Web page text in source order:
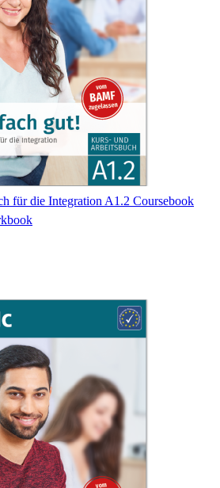
für die Integration A1.2 Coursebook